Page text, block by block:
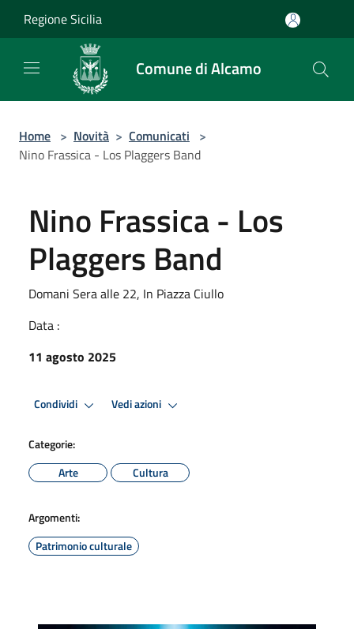
Regione Sicilia
Comune di Alcamo
Home > Novità > Comunicati >
Nino Frassica - Los Plaggers Band
Nino Frassica - Los
Plaggers Band
Domani Sera alle 22, In Piazza Ciullo
Data :
11 agosto 2025
Condividi Vedi azioni
Categorie:
Arte
Cultura
Argomenti:
Patrimonio culturale